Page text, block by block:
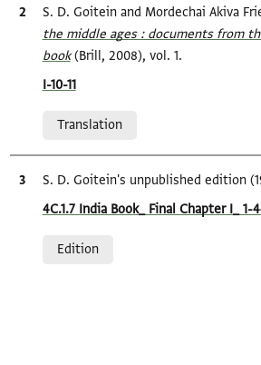
Bibliographic citation
S. D. Goitein and Mordechai Akiva
the middle ages : documents from
book(Brill, 2008), vol. 1.
Location in source
I-10-11
Translation
Bibliographic citation
S. D. Goitein's unpublished edition
Location in source
4C.1.7 India Book_ Final Chapter I_ 1-
Edition